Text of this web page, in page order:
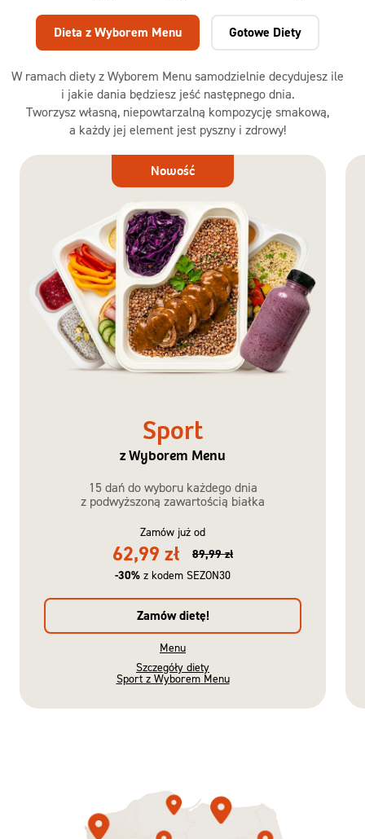
W ramach diety z Wyborem Menu samodzielnie decydujesz ile
i jakie dania będziesz jeść następnego dnia.
Tworzysz własną, niepowtarzalną kompozycję smakową,
a każdy jej element jest pyszny i zdrowy!
Dieta z Wyborem Menu Gotowe Diety
Dieta
Nowość
Sport
z Wyborem Menu
15 dań do wyboru każdego dnia
z podwyższoną zawartością białka
Zamów już od
62,99 zł
89,99 zł
-30% z kodem SEZON30
Zamów dietę!
Menu
Szczegóły diety
Sport z Wyborem Menu